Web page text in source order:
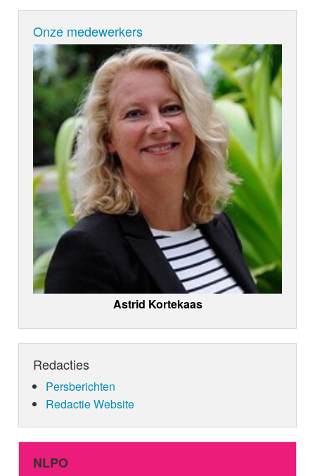
Onze medewerkers
Astrid Kortekaas
Redacties
Persberichten
Redactie Website
NLPO